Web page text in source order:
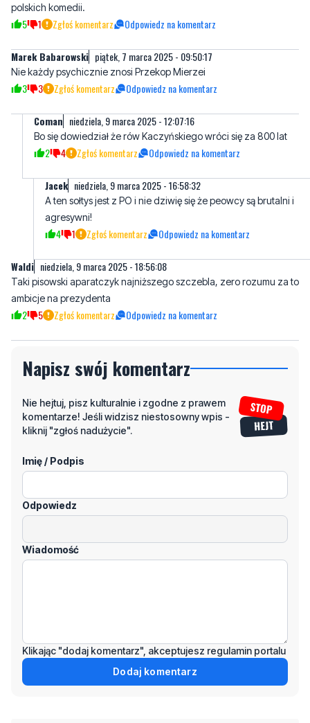
polskich komedii.
5 1 Zgłoś komentarz Odpowiedz na komentarz
Marek Babarowski piątek, 7 marca 2025 - 09:50:17
Nie każdy psychicznie znosi Przekop Mierzei
3 3 Zgłoś komentarz Odpowiedz na komentarz
Coman niedziela, 9 marca 2025 - 12:07:16
Bo się dowiedział że rów Kaczyńskiego wróci się za 800 lat
2 4 Zgłoś komentarz Odpowiedz na komentarz
Jacek niedziela, 9 marca 2025 - 16:58:32
A ten sołtys jest z PO i nie dziwię się że peowcy są brutalni i
agresywni!
4 1 Zgłoś komentarz Odpowiedz na komentarz
Waldi niedziela, 9 marca 2025 - 18:56:08
Taki pisowski aparatczyk najniższego szczebla, zero rozumu za to
ambicje na prezydenta
2 5 Zgłoś komentarz Odpowiedz na komentarz
Napisz swój komentarz
Nie hejtuj, pisz kulturalnie i zgodne z prawem
komentarze! Jeśli widzisz niestosowny wpis -
kliknij "zgłoś nadużycie".
Imię / Podpis
Odpowiedz
Wiadomość
Klikając "dodaj komentarz", akceptujesz regulamin portalu
Dodaj komentarz